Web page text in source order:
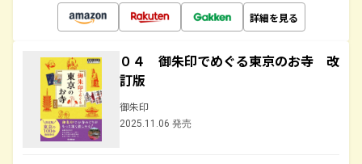
詳細を見る
０４ 御朱印でめぐる東京のお寺 改
訂版
御朱印
2025.11.06 発売